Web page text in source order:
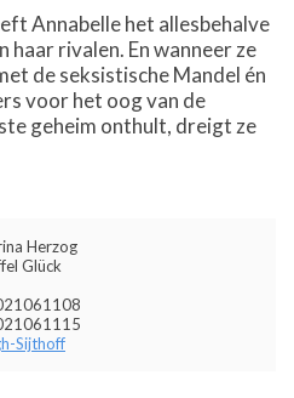
Annabelle het allesbehalve
rivalen. En wanneer ze
de seksistische Mandel én
voor het oog van de
geheim onthult, dreigt ze
Herzog
Glück
Sijthoff